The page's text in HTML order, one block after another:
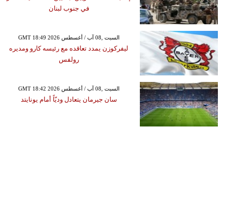
في جنوب لبنان
GMT 18:49 2026 السبت ,08 آب / أغسطس
ليفركوزن يمدد تعاقده مع رئيسه كارو ومديره
رولفس
GMT 18:42 2026 السبت ,08 آب / أغسطس
سان جيرمان يتعادل وديّاً أمام يونايتد